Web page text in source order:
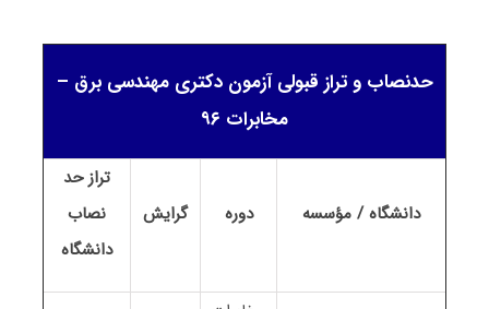
حدنصاب و تراز قبولی آزمون دکتری مهندسی برق –
مخابرات ۹۶
دانشگاه / مؤسسه دوره گرایش
تراز حد
نصاب
دانشگاه